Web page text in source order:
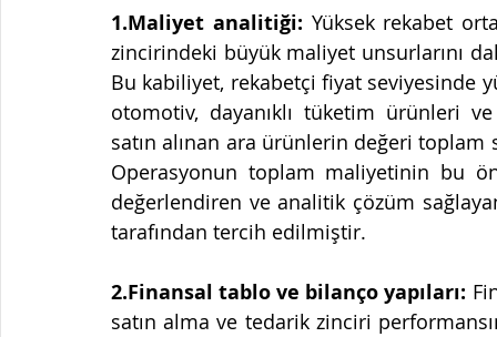
1.Maliyet analitiği: Yüksek rekabet
zincirindeki büyük maliyet unsurlarını
Bu kabiliyet, rekabetçi fiyat seviyesinde
otomotiv, dayanıklı tüketim ürünleri
satın alınan ara ürünlerin değeri toplam
Operasyonun toplam maliyetinin bu
değerlendiren ve analitik çözüm
tarafından tercih edilmiştir.
2.Finansal tablo ve bilanço yapıları:
satın alma ve tedarik zinciri